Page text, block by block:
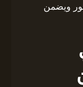
ويضمن